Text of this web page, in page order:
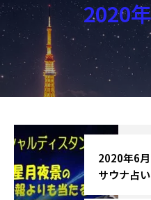
あなたの所属部屋を探そう！
最恐の相性占い
秘伝公開！吉凶カレンダー
記事カテゴリー
ブログ
お知らせ
2020
2020年6
サウナ占い